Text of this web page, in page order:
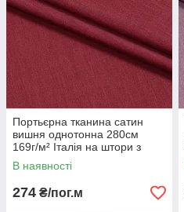
Портьєрна тканина сатин
вишня однотонна 280см
169г/м² Італія на штори з
переливом
В наявності
274 ₴/пог.м